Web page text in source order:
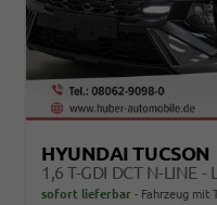
HYUNDAI TUCSON
1,6 T-GDI DCT N-LINE -
sofort lieferbar Fahrzeug mit